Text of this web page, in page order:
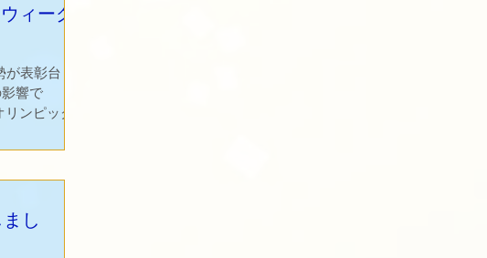
ィーク
が表彰台
響で
ンピック
関東から離
し